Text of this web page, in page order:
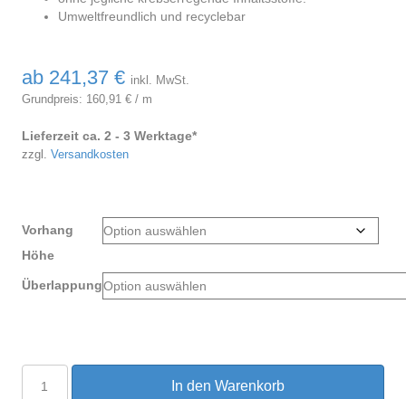
Umweltfreundlich und recyclebar
ab 241,37 € inkl. MwSt.
Grundpreis: 160,91 € / m
Lieferzeit ca. 2 - 3 Werktage*
zzgl. Versandkosten
Vorhang
Höhe
Überlappung
PVC
Streifenvorhang
In den Warenkorb